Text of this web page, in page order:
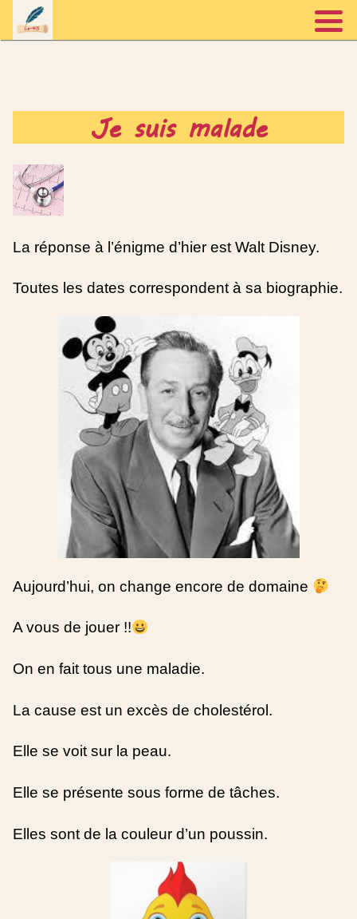
Prestations
A propos
Blog
Contact
Je suis malade
La réponse à l’énigme d’hier est Walt Disney.
Toutes les dates correspondent à sa biographie.
Aujourd’hui, on change encore de domaine
A vous de jouer !!
On en fait tous une maladie.
La cause est un excès de cholestérol.
Elle se voit sur la peau.
Elle se présente sous forme de tâches.
Elles sont de la couleur d’un poussin.